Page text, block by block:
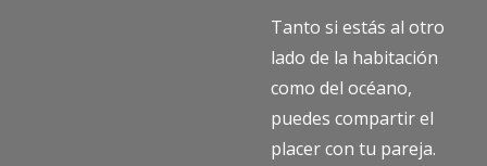
Tanto si estás al otro
lado de la habitación
como del océano,
puedes compartir el
placer con tu pareja.